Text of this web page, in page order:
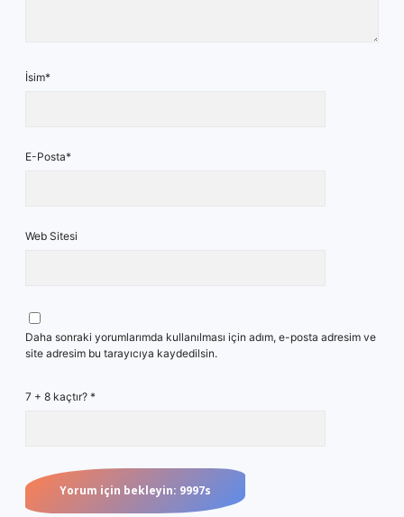
İsim*
E-Posta*
Web Sitesi
Daha sonraki yorumlarımda kullanılması için adım, e-posta adresim ve
site adresim bu tarayıcıya kaydedilsin.
7 + 8 kaçtır? *